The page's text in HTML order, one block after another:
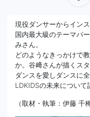
現役ダンサーからインス
国内最大級のテーマパ
みさん。
どのようなきっかけで
か。谷﨑さんが描くス
ダンスを愛しダンスに
LDKIDSの未来について
（取材・執筆：伊藤 千